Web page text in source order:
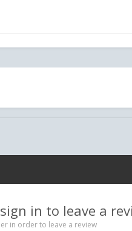
in to leave a
in order to leave a review